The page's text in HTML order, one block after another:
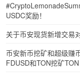
USDC奖励！
关于币安现货新增交易
币安新币挖矿和超级赚
FDUSD和TON挖矿TON